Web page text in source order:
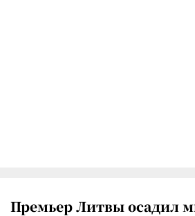
Премьер Литвы осадил